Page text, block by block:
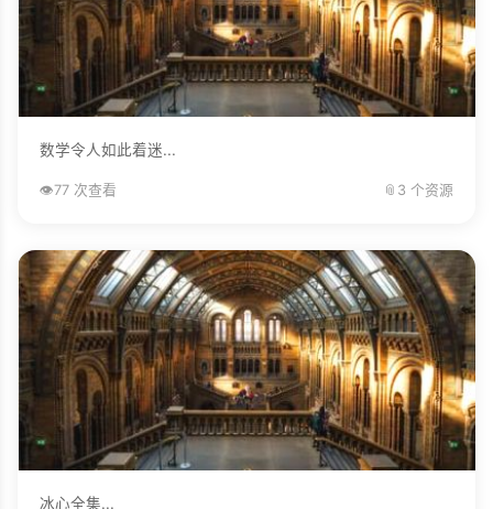
数学令人如此着迷...
👁️77 次查看 📎 3 个资源
冰心全集...